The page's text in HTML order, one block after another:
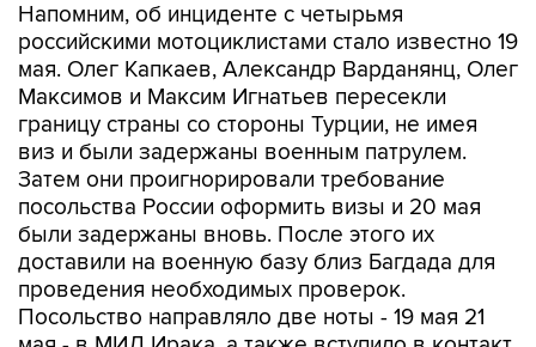
Напомним, об инциденте с четырьмя
российскими мотоциклистами стало известно 19
мая. Олег Капкаев, Александр Варданянц, Олег
Максимов и Максим Игнатьев пересекли
границу страны со стороны Турции, не имея
виз и были задержаны военным патрулем.
Затем они проигнорировали требование
посольства России оформить визы и 20 мая
были задержаны вновь. После этого их
доставили на военную базу близ Багдада для
проведения необходимых проверок.
Посольство направляло две ноты - 19 мая 21